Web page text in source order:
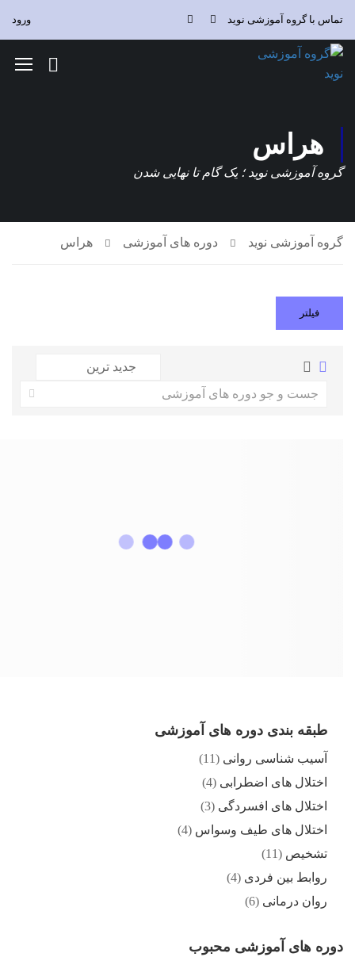
تماس با گروه آموزشی نوید ورود
هراس
گروه آموزشی نوید ؛ یک گام تا نهایی شدن
گروه آموزشی نوید دوره های آموزشی هراس
فیلتر
طبقه بندی دوره های آموزشی
آسیب شناسی روانی (11)
اختلال های اضطرابی (4)
اختلال های افسردگی (3)
اختلال های طیف وسواس (4)
تشخیص (11)
روابط بین فردی (4)
روان درمانی (6)
دوره های آموزشی محبوب